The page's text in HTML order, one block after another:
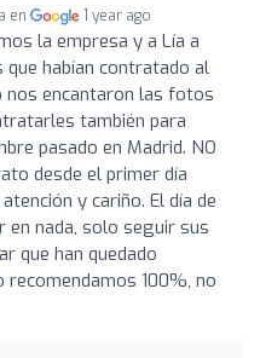
en 1 year ago
la empresa y a Lía a
habían contratado al
nos encantaron las fotos
también para
pasado en Madrid. NO
desde el primer día
y cariño. El día de
en nada, solo seguir sus
que han quedado
recomendamos 100%, no